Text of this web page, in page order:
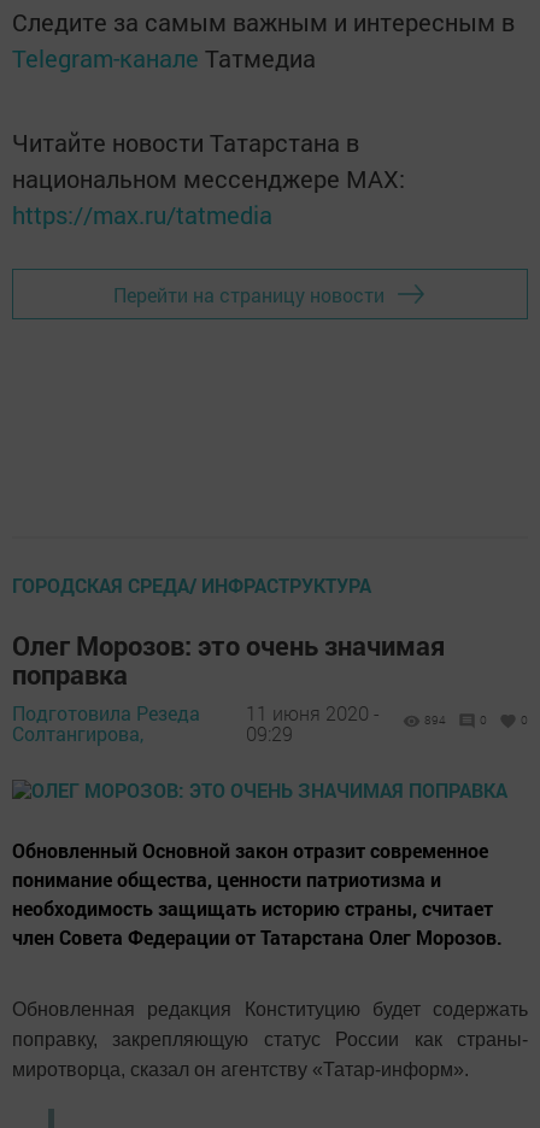
Следите за самым важным и интересным в
Telegram-канале Татмедиа
Читайте новости Татарстана в
национальном мессенджере MАХ:
https://max.ru/tatmedia
Перейти на страницу новости
ГОРОДСКАЯ СРЕДА/ ИНФРАСТРУКТУРА
Олег Морозов: это очень значимая
поправка
Подготовила Резеда
Солтангирова,
11 июня 2020 -
09:29
894 0 0
Обновленный Основной закон отразит современное
понимание общества, ценности патриотизма и
необходимость защищать историю страны, считает
член Совета Федерации от Татарстана Олег Морозов.
Обновленная редакция Конституцию будет содержать
поправку, закрепляющую статус России как страны-
миротворца, сказал он агентству «Татар-информ».